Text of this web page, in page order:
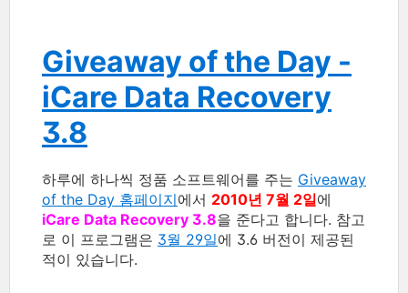
Giveaway of the Day -
iCare Data Recovery
3.8
하루에 하나씩 정품 소프트웨어를 주는 Giveaway
of the Day 홈페이지에서 2010년 7월 2일에
iCare Data Recovery 3.8을 준다고 합니다. 참고
로 이 프로그램은 3월 29일에 3.6 버전이 제공된
적이 있습니다.